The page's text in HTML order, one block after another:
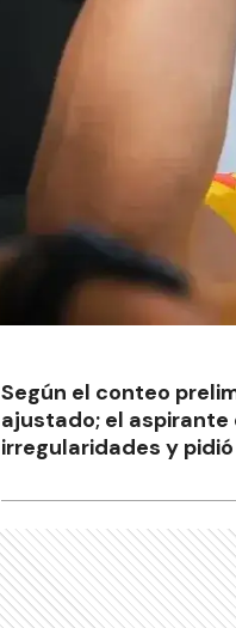
Según el conteo
ajustado; el
irregularidades y